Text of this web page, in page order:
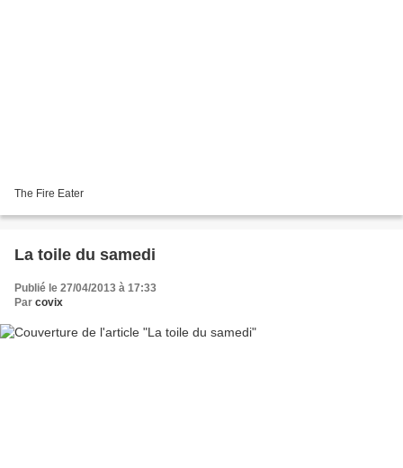
The Fire Eater
La toile du samedi
Publié le 27/04/2013 à 17:33
Par covix